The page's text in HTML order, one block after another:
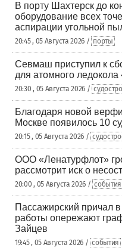
В порту Шахтерск до
оборудование всех
аспирации угольной
20:45 , 05 Августа 2026 / порты
Севмаш приступил к
для атомного
20:30 , 05 Августа 2026 /
Благодаря новой
Москве появилось 10
20:15 , 05 Августа 2026 /
ООО «Ленатурфлот»
рассмотрит иск о
20:00 , 05 Августа 2026 / события
Пассажирский причал
работы опережают
Зайцев
19:45 , 05 Августа 2026 / события